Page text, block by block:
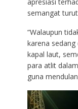
semangat
“Walaupun
karena
kapal laut,
para atlit
guna